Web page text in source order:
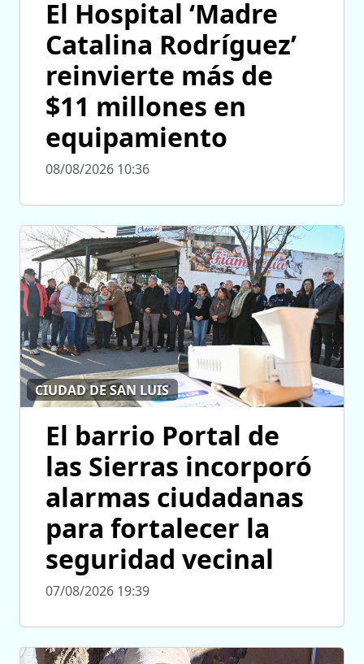
El Hospital ‘Madre
Catalina Rodríguez’
reinvierte más de
$11 millones en
equipamiento
08/08/2026 10:36
CIUDAD DE SAN LUIS
El barrio Portal de
las Sierras incorporó
alarmas ciudadanas
para fortalecer la
seguridad vecinal
07/08/2026 19:39